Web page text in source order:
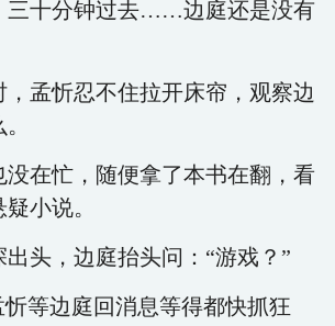
三十分钟过去……边庭还是没有
孟忻忍不住拉开床帘，观察边
没在忙，随便拿了本书在翻，看
小说。
出头，边庭抬头问：“游戏？”
忻等边庭回消息等得都快抓狂